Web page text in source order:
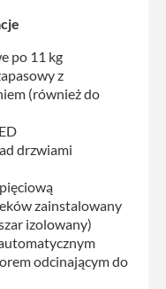
po 11 kg
z
(również do
drzwiami
zainstalowany
izolowany)
odcinającym do